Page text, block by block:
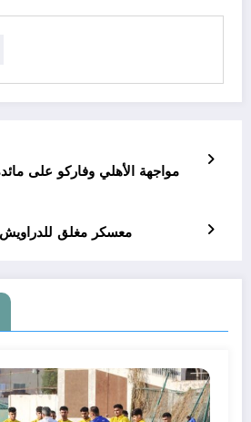
مواجهة الأهلي وفاركو على
معسكر مغلق